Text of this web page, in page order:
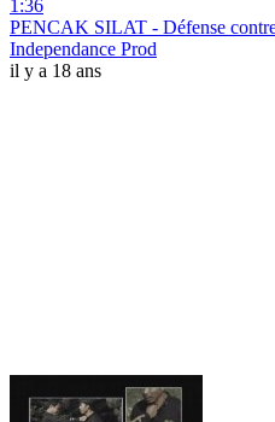
1:36
PENCAK SILAT - Défense
Independance Prod
il y a 18 ans